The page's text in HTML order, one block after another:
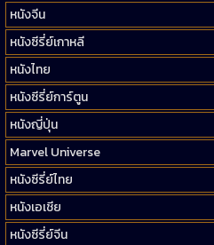
หนังจีน
หนังซีรี่ย์เกาหลี
หนังไทย
หนังซีรี่ย์การ์ตูน
หนังญี่ปุ่น
Marvel Universe
หนังซีรี่ย์ไทย
หนังเอเชีย
หนังซีรี่ย์จีน